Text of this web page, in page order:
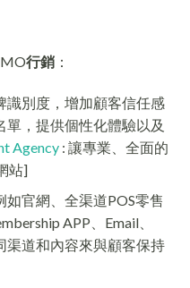
行銷 ：
識別度，增加顧客信任感
，提供個性化體驗以及
Agency: 讓專業、全面的
站]
如官網、全渠道POS零售
APP、Email、
渠道和內容來與顧客保持